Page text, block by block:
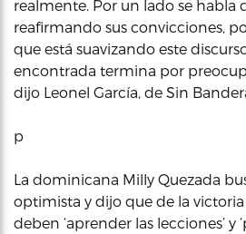
realmente. Por un lado se habla
reafirmando sus convicciones,
que está suavizando este
encontrada termina por
dijo Leonel García, de Sin
p
La dominicana Milly Quezada
optimista y dijo que de la
deben ‘aprender las lecciones’ y